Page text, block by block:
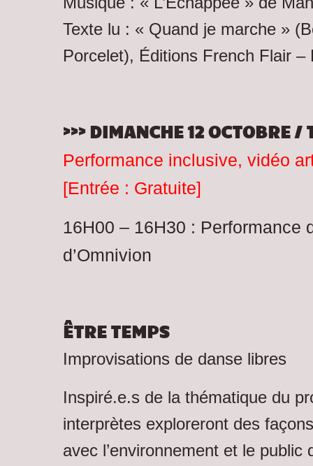
Texte lu : « Quand je marche »
Porcelet), Éditions French Flair –
>>> DIMANCHE 12 OCTOBRE /
Performance inclusive, vidéo
[Entrée : Gratuite]
16H00 – 16H30 : Performance
d’Omnivion
ÊTRE TEMPS
Improvisations de danse libres
Inspiré.e.s de la thématique du
interprètes exploreront des
avec l’environnement et le public